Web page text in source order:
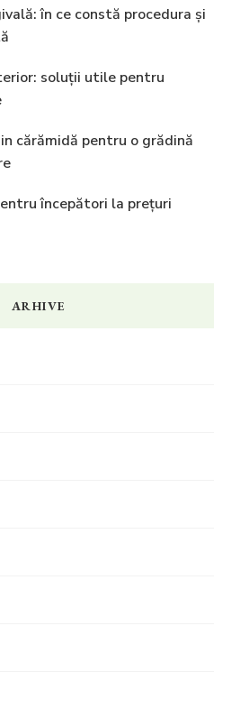
în ce constă procedura și
soluții utile pentru
cărămidă pentru o grădină
începători la prețuri
ARHIVE